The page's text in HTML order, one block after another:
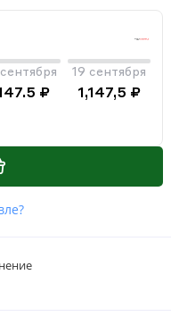
₽
19 сентября
1,147,5 ₽